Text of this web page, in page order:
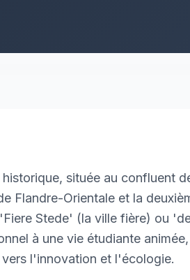
située au confluent
Flandre-Orientale et la
Stede' (la ville fière) ou
à une vie étudiante
l'innovation et l'écologie.